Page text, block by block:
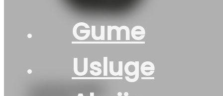
Gume
Usluge
G235/40R18